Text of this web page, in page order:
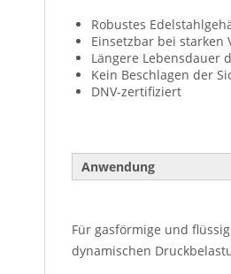
Robustes
Einsetzbar bei
Längere Lebensdauer
Kein Beschlagen der
DNV-zertifiziert
Anwendung
Für gasförmige und
dynamischen